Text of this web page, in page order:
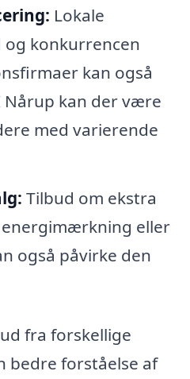
Lokale
konkurrencen
kan også
Nårup kan der være
med varierende
Tilbud om ekstra
energimærkning eller
også påvirke den
fra forskellige
bedre forståelse af